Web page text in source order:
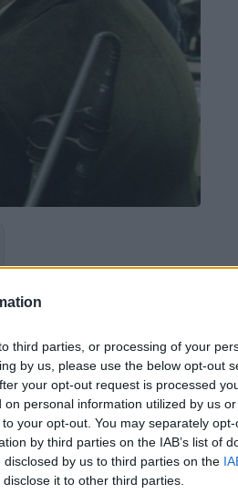
third parties, or processing of your
by us, please use the below opt-out
your opt-out request is processed
personal information utilized by us
your opt-out. You may separately
by third parties on the IAB’s list of
by us to third parties on the
it to other third parties.
σχηματισμό
Εφετών
γύρω στις
Τμήμα
ώστε να
εκεί οι υπόλοιπες